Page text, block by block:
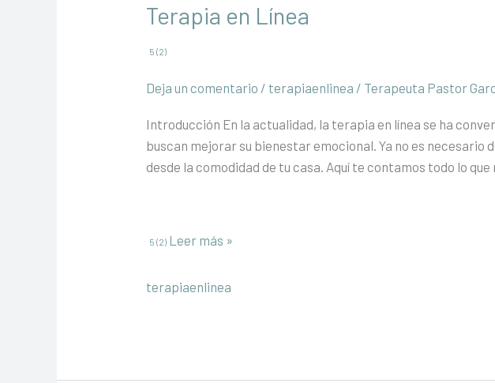
Terapia en Línea
5 (2)
Deja un comentario / terapiaenlinea / Terapeuta Pastor
Introducción En la actualidad, la terapia en línea se ha
buscan mejorar su bienestar emocional. Ya no es
desde la comodidad de tu casa. Aquí te contamos todo lo
en
5 (2) Leer más »
terapiaenlinea